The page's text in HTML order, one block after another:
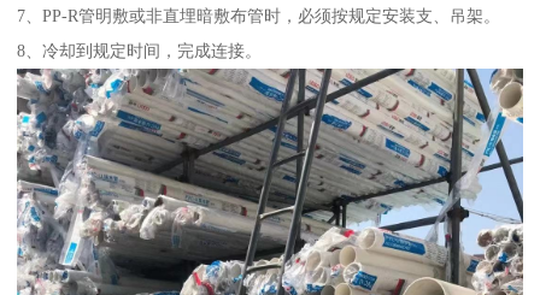
7、PP-R管明敷或非直埋暗敷布管时，必须按规定安装支、吊架。
8、冷却到规定时间，完成连接。